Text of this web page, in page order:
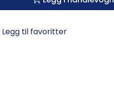
Legg til favoritter